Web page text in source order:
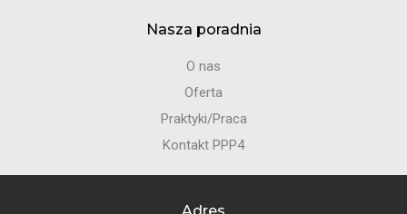
Nasza poradnia
O nas
Oferta
Praktyki/Praca
Kontakt PPP4